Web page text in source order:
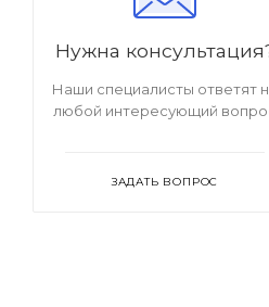
Нужна
Наши специалисты ответят
любой интересующий
ЗАДАТЬ ВОПРОС